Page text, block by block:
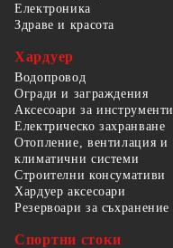
Електроника
Здраве и красота
Хардуер
Водопровод
Огради и заграждения
Аксесоари за инструменти
Електрическо захранване
Отопление, вентилация и
климатични системи
Строителни консумативи
Хардуер аксесоари
Резервоари за съхранение
Спортни стоки